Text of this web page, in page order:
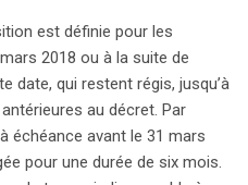
est définie pour les
2018 ou à la suite de
date, qui restent régis, jusqu’à
au décret. Par
échéance avant le 31 mars
pour une durée de six mois.